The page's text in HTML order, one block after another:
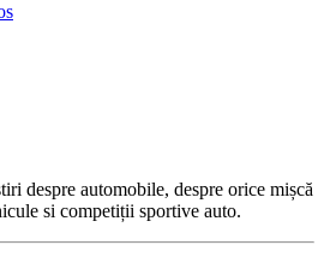
despre automobile, despre orice mișcă
si competiții sportive auto.